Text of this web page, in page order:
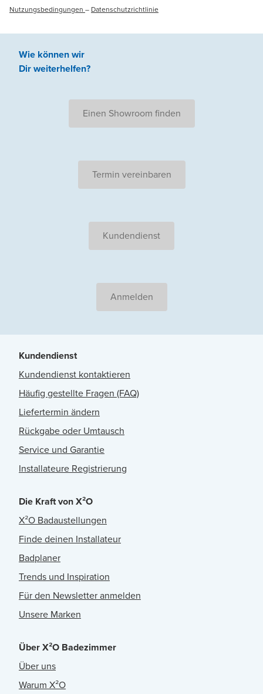
Nutzungsbedingungen – Datenschutzrichtlinie
Wie können wir
Dir weiterhelfen?
Einen Showroom finden
Termin vereinbaren
Kundendienst
Anmelden
Kundendienst
Kundendienst kontaktieren
Häufig gestellte Fragen (FAQ)
Liefertermin ändern
Rückgabe oder Umtausch
Service und Garantie
Installateure Registrierung
Die Kraft von X²O
X²O Badaustellungen
Finde deinen Installateur
Badplaner
Trends und Inspiration
Für den Newsletter anmelden
Unsere Marken
Über X²O Badezimmer
Über uns
Warum X²O